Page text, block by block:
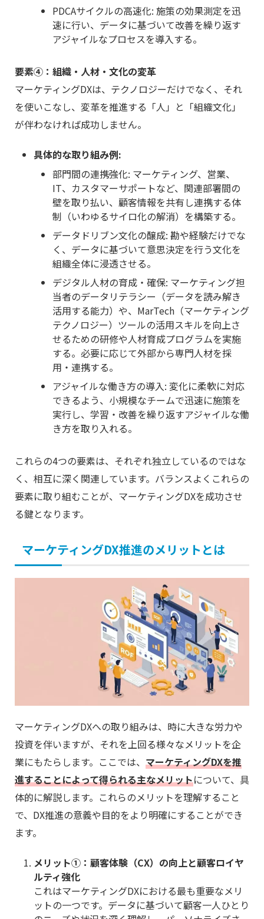
PDCAサイクルの高速化: 施策の効果測定を迅
速に行い、データに基づいて改善を繰り返す
アジャイルなプロセスを導入する。
要素④：組織・人材・文化の変革
マーケティングDXは、テクノロジーだけでなく、それ
を使いこなし、変革を推進する「人」と「組織文化」
が伴わなければ成功しません。
具体的な取り組み例:
部門間の連携強化: マーケティング、営業、
IT、カスタマーサポートなど、関連部署間の
壁を取り払い、顧客情報を共有し連携する体
制（いわゆるサイロ化の解消）を構築する。
データドリブン文化の醸成: 勘や経験だけでな
く、データに基づいて意思決定を行う文化を
組織全体に浸透させる。
デジタル人材の育成・確保: マーケティング担
当者のデータリテラシー（データを読み解き
活用する能力）や、MarTech（マーケティング
テクノロジー）ツールの活用スキルを向上さ
せるための研修や人材育成プログラムを実施
する。必要に応じて外部から専門人材を採
用・連携する。
アジャイルな働き方の導入: 変化に柔軟に対応
できるよう、小規模なチームで迅速に施策を
実行し、学習・改善を繰り返すアジャイルな働
き方を取り入れる。
これらの4つの要素は、それぞれ独立しているのではな
く、相互に深く関連しています。バランスよくこれらの
要素に取り組むことが、マーケティングDXを成功させ
る鍵となります。
マーケティングDX推進のメリットとは
マーケティングDXへの取り組みは、時に大きな労力や
投資を伴いますが、それを上回る様々なメリットを企
業にもたらします。ここでは、 マーケティングDXを推
進することによって得られる主なメリットについて、具
体的に解説します。これらのメリットを理解すること
で、DX推進の意義や目的をより明確にすることができ
ます。
メリット①：顧客体験（CX）の向上と顧客ロイヤ
ルティ強化
これはマーケティングDXにおける最も重要なメリ
ットの一つです。データに基づいて顧客一人ひとり